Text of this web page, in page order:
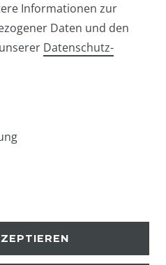
Widerrufs­formular
tony.de
Informationen zur
Daten und den
Daten­schutz­